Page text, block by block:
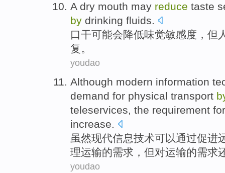
A dry mouth may reduce taste
by drinking fluids.
口干可能会降低味觉敏感度 ， 但
复。
youdao
Although modern information
demand for physical transport
teleservices, the requirement
increase.
虽然现代信息技术可以通过促进
理运输的需求 ，但对运输的需求
youdao